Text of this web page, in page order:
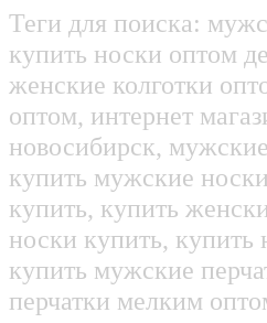
Теги для поиска:
купить носки оптом
женские колготки
оптом, интернет
новосибирск,
купить мужские
купить, купить
носки купить,
купить мужские
перчатки мелким